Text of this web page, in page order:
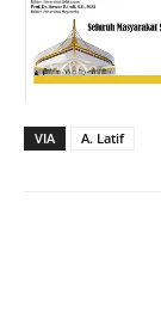
VIA A. Latif